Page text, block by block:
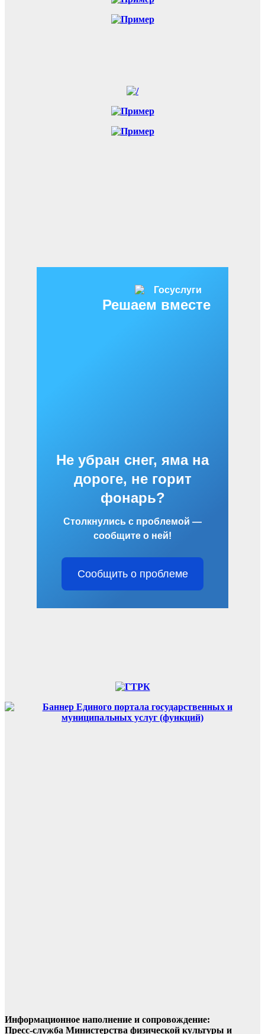
Решаем вместе
Не убран снег, яма на
дороге, не горит
фонарь?
Столкнулись с проблемой —
сообщите о ней!
Сообщить о проблеме
Информационное наполнение и сопровождение:
Пресс-служба Министерства физической культуры и